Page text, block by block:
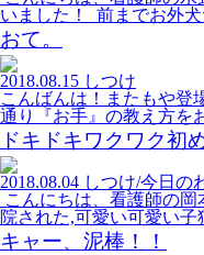
いました！ 前までお外犬
おて。
2018.08.15 しつけ
こんばんは！またもや登
通り『お手』の教え方を
ドキドキワクワク初
2018.08.04 しつけ/今日の
こんにちは、看護師の
院された,可愛い可愛い子
キャー、泥棒！！